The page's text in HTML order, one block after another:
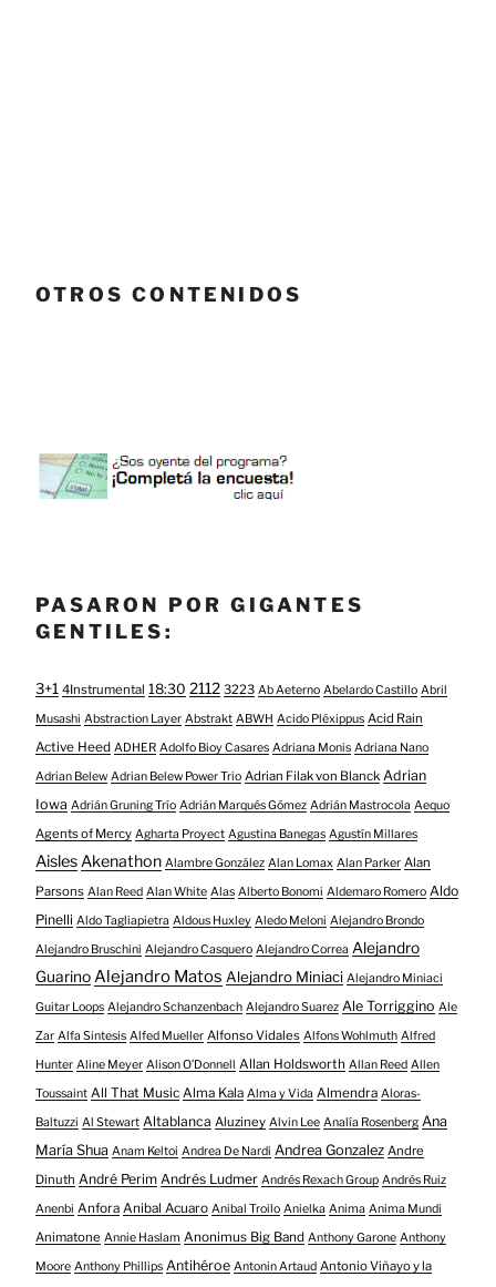
OTROS CONTENIDOS
PASARON POR GIGANTES
GENTILES:
3+1 4Instrumental 18:30 2112 3223 Ab Aeterno Abelardo Castillo Abril
Musashi Abstraction Layer Abstrakt ABWH Acido Pléxippus Acid Rain
Active Heed ADHER Adolfo Bioy Casares Adriana Monis Adriana Nano
Adrian Belew Adrian Belew Power Trio Adrian Filak von Blanck Adrian
Iowa Adrián Gruning Trío Adrián Marqués Gómez Adrián Mastrocola Aequo
Agents of Mercy Agharta Proyect Agustina Banegas Agustín Millares
AislesAkenathon Alambre González Alan Lomax Alan Parker Alan
Parsons Alan Reed Alan White Alas Alberto Bonomi Aldemaro Romero Aldo
Pinelli Aldo Tagliapietra Aldous Huxley Aledo Meloni Alejandro Brondo
Alejandro Bruschini Alejandro Casquero Alejandro Correa Alejandro
GuarinoAlejandro Matos Alejandro Miniaci Alejandro Miniaci
Guitar Loops Alejandro Schanzenbach Alejandro Suarez Ale Torriggino Ale
Zar Alfa Sintesis Alfed Mueller Alfonso Vidales Alfons Wohlmuth Alfred
Hunter Aline Meyer Alison O​’​Donnell Allan Holdsworth Allan Reed Allen
Toussaint All That Music Alma Kala Alma y Vida Almendra Aloras-
Baltuzzi Al Stewart Altablanca Aluziney Alvin Lee Analía Rosenberg Ana
María Shua Anam Keltoi Andrea De Nardi Andrea Gonzalez Andre
Dinuth André Perim Andrés Ludmer Andrés Rexach Group Andrés Ruiz
Anenbi Anfora Anibal Acuaro Anibal Troilo Anielka Anima Anima Mundi
Animatone Annie Haslam Anonimus Big Band Anthony Garone Anthony
Moore Anthony Phillips Antihéroe Antonin Artaud Antonio Viñayo y la